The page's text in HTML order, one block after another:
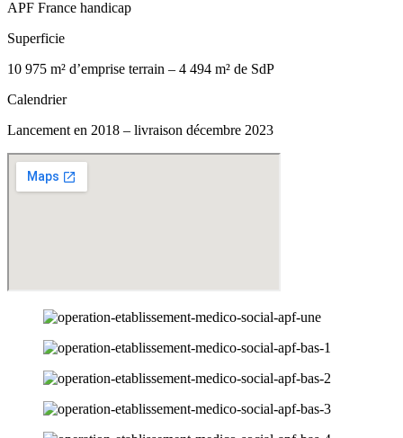
APF France handicap
Superficie
10 975 m² d’emprise terrain – 4 494 m² de SdP
Calendrier
Lancement en 2018 – livraison décembre 2023